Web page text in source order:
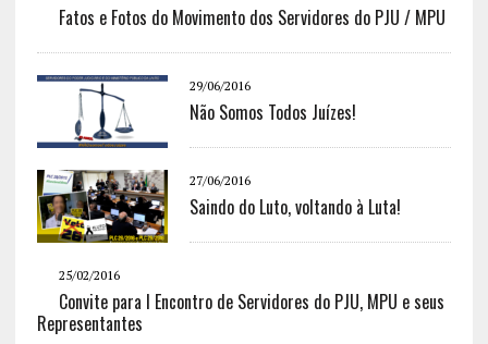
Fatos e Fotos do Movimento dos Servidores do PJU / MPU
29/06/2016
Não Somos Todos Juízes!
27/06/2016
Saindo do Luto, voltando à Luta!
25/02/2016
Convite para I Encontro de Servidores do PJU, MPU e seus
Representantes